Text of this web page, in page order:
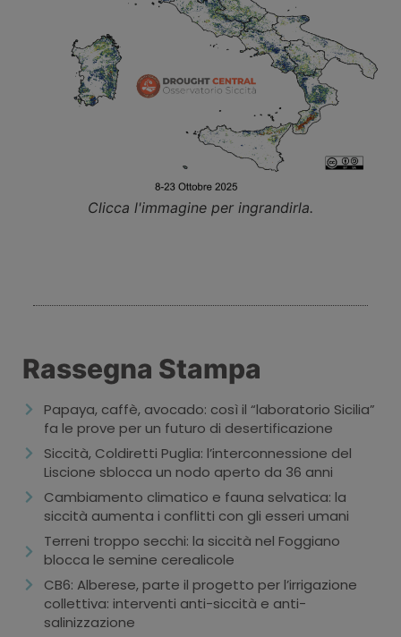
Clicca l'immagine per ingrandirla.
Rassegna Stampa
Papaya, caffè, avocado: così il “laboratorio Sicilia”
fa le prove per un futuro di desertificazione
Siccità, Coldiretti Puglia: l’interconnessione del
Liscione sblocca un nodo aperto da 36 anni
Cambiamento climatico e fauna selvatica: la
siccità aumenta i conflitti con gli esseri umani
Terreni troppo secchi: la siccità nel Foggiano
blocca le semine cerealicole
CB6: Alberese, parte il progetto per l’irrigazione
collettiva: interventi anti-siccità e anti-
salinizzazione